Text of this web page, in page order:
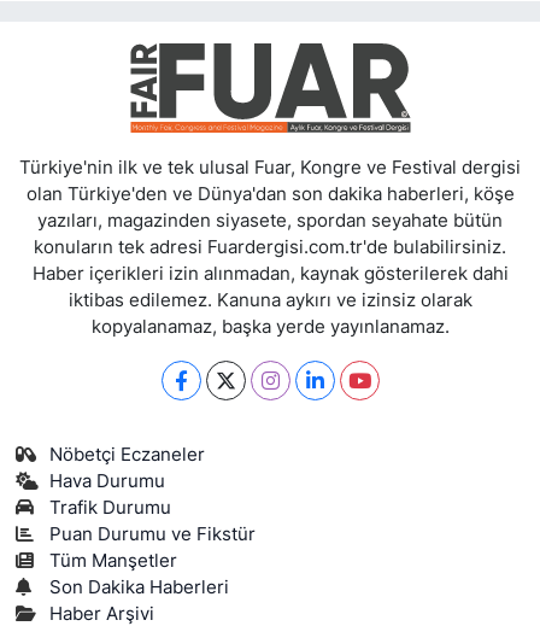
Türkiye'nin ilk ve tek ulusal Fuar, Kongre ve Festival dergisi
olan Türkiye'den ve Dünya'dan son dakika haberleri, köşe
yazıları, magazinden siyasete, spordan seyahate bütün
konuların tek adresi Fuardergisi.com.tr'de bulabilirsiniz.
Haber içerikleri izin alınmadan, kaynak gösterilerek dahi
iktibas edilemez. Kanuna aykırı ve izinsiz olarak
kopyalanamaz, başka yerde yayınlanamaz.
Nöbetçi Eczaneler
Hava Durumu
Trafik Durumu
Puan Durumu ve Fikstür
Tüm Manşetler
Son Dakika Haberleri
Haber Arşivi